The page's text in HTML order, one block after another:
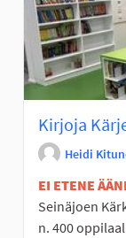
Kirjoja
Heidi
EI ETENE
Seinäjoen
n. 400